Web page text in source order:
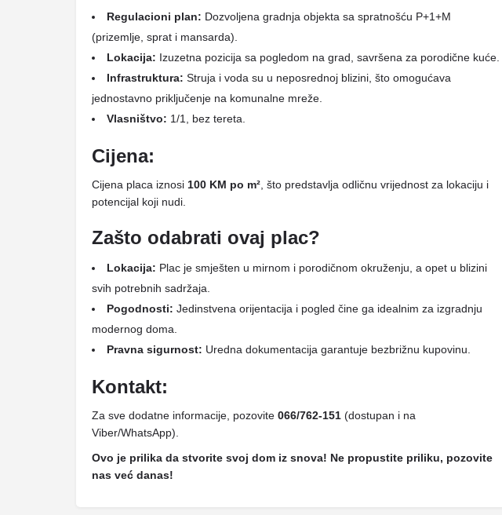
Regulacioni plan: Dozvoljena gradnja objekta sa spratnošću P+1+M
(prizemlje, sprat i mansarda).
Lokacija: Izuzetna pozicija sa pogledom na grad, savršena za porodične kuće.
Infrastruktura: Struja i voda su u neposrednoj blizini, što omogućava
jednostavno priključenje na komunalne mreže.
Vlasništvo: 1/1, bez tereta.
Cijena:
Cijena placa iznosi 100 KM po m², što predstavlja odličnu vrijednost za lokaciju i
potencijal koji nudi.
Zašto odabrati ovaj plac?
Lokacija: Plac je smješten u mirnom i porodičnom okruženju, a opet u blizini
svih potrebnih sadržaja.
Pogodnosti: Jedinstvena orijentacija i pogled čine ga idealnim za izgradnju
modernog doma.
Pravna sigurnost: Uredna dokumentacija garantuje bezbrižnu kupovinu.
Kontakt:
Za sve dodatne informacije, pozovite 066/762-151 (dostupan i na
Viber/WhatsApp).
Ovo je prilika da stvorite svoj dom iz snova! Ne propustite priliku, pozovite
nas već danas!